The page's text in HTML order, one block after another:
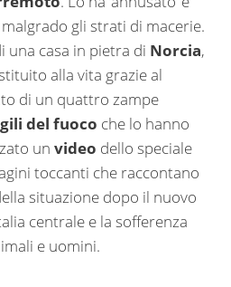
gli strati di macerie.
una casa in pietra di Norcia,
alla vita grazie al
di un quattro zampe
del fuoco che lo hanno
un video dello speciale
toccanti che raccontano
situazione dopo il nuovo
centrale e la sofferenza
e uomini.